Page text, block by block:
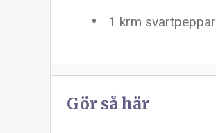
1 krm svartpeppar
Gör så här